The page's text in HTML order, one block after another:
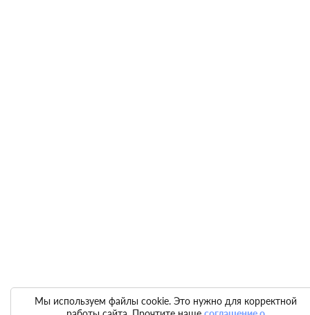
Мы используем файлы cookie. Это нужно для корректной